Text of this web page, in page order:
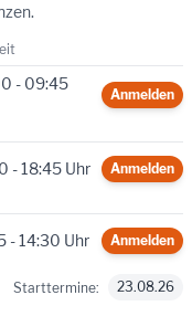
- 09:45
Anmelden
- 18:45 Uhr
Anmelden
- 14:30 Uhr Anmelden
Starttermine: 23.08.26